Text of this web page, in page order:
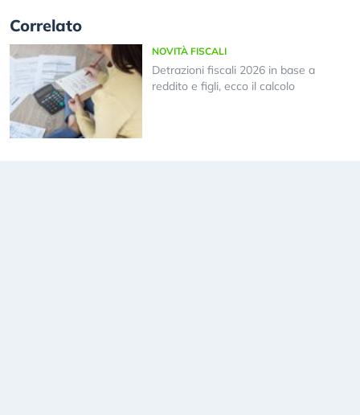
Correlato
NOVITÀ FISCALI
Detrazioni fiscali 2026 in base a
reddito e figli, ecco il calcolo